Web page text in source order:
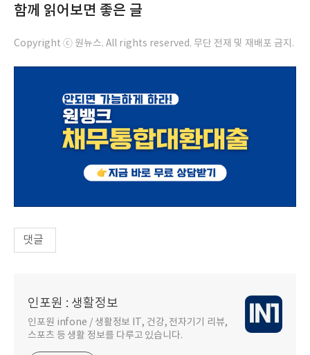
함께 읽어보면 좋은 글
Copyright ⓒ 원뉴스. All rights reserved. 무단 전재 및 재배포 금지.
댓글
인포원 : 생활정보
인포원 infone / 생활정보 IT, 건강, 전자기기 리뷰,
스포츠 등 생활 정보를 다루고 있습니다.